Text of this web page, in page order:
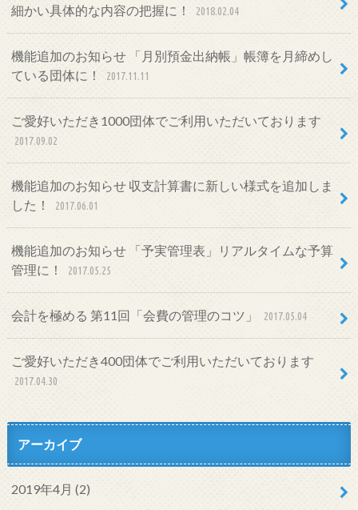
細かい具体的な内容の把握に！
2018.02.04
機能追加のお知らせ 「月別預金出納帳」帳簿を月締めし
ている団体に！
2017.11.11
ご愛好いただき1000団体でご利用いただいております
2017.09.02
機能追加のお知らせ 収支計算書に新しい様式を追加しま
した！
2017.06.01
機能追加のお知らせ 「予実管理表」リアルタイムな予算
管理に！
2017.05.25
会計を極める 第11回「会費の管理のコツ」 2017.05.04
ご愛好いただき400団体でご利用いただいております
2017.04.30
アーカイブ
2019年4月 (2)